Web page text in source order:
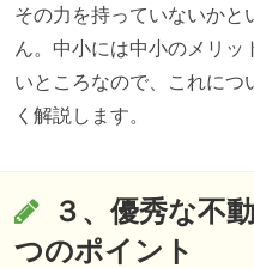
その力を持っていないかと
ん。中小には中小のメリッ
いところなので、これにつ
く解説します。
３、優秀な不
つのポイント